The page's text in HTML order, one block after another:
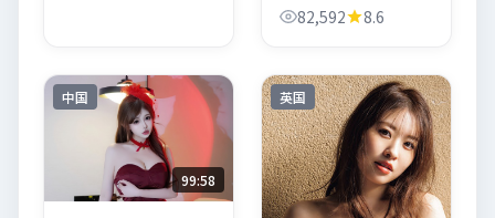
克制镜头语言串联群
「信任危机」走向终
局。
82,592 8.6
中国
99:58
英国